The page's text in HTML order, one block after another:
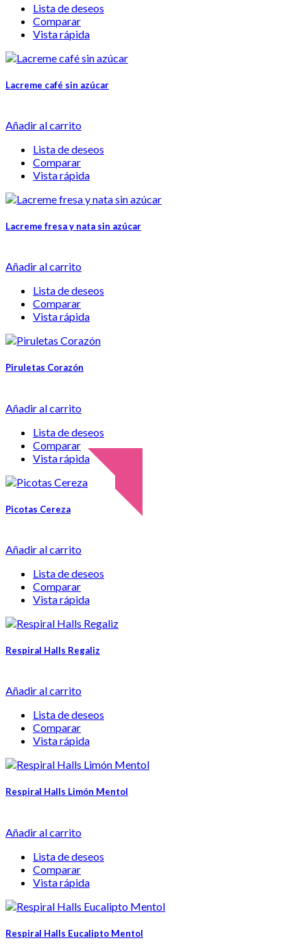
Lista de deseos
Comparar
Vista rápida
Lacreme café sin azúcar
Añadir al carrito
Lista de deseos
Comparar
Vista rápida
Lacreme fresa y nata sin azúcar
Añadir al carrito
Lista de deseos
Comparar
Vista rápida
Piruletas Corazón
Añadir al carrito
Lista de deseos
Comparar
Vista rápida
Picotas Cereza
Añadir al carrito
Lista de deseos
Comparar
Vista rápida
Respiral Halls Regaliz
Añadir al carrito
Lista de deseos
Comparar
Vista rápida
Respiral Halls Limón Mentol
Añadir al carrito
Lista de deseos
Comparar
Vista rápida
Respiral Halls Eucalipto Mentol